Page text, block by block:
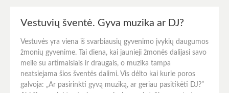
Vestuvių šventė. Gyva muzika ar DJ?
Vestuvės yra viena iš svarbiausių gyvenimo įvykių daugumos
žmonių gyvenime. Tai diena, kai jaunieji žmonės dalijasi savo
meile su artimaisiais ir draugais, o muzika tampa
neatsiejama šios šventės dalimi. Vis dėlto kai kurie poros
galvoja: „Ar pasirinkti gyvą muziką, ar geriau pasitikėti DJ?”